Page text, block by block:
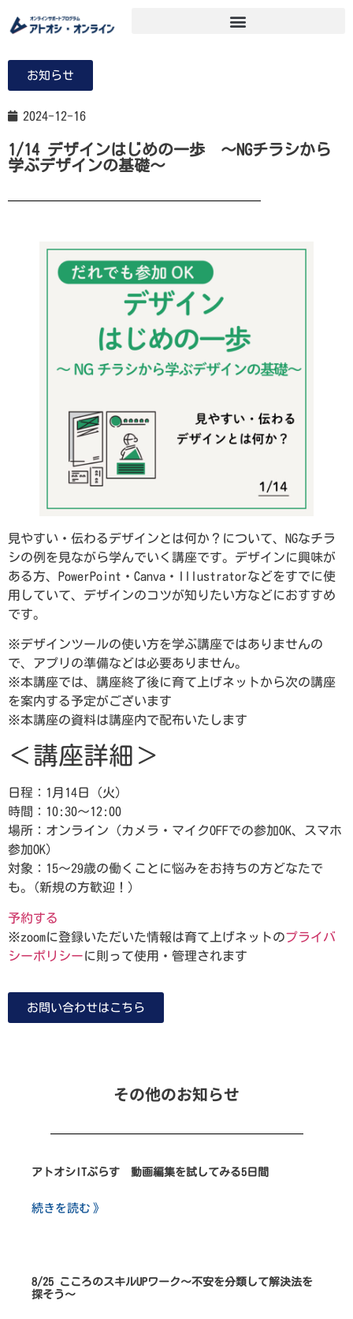
お知らせ
2024-12-16
1/14 デザインはじめの一歩 ～NGチラシから
学ぶデザインの基礎～
見やすい・伝わるデザインとは何か？について、NGなチラ
シの例を見ながら学んでいく講座です。デザインに興味が
ある方、PowerPoint・Canva・Illustratorなどをすでに使
用していて、デザインのコツが知りたい方などにおすすめ
です。
※デザインツールの使い方を学ぶ講座ではありませんの
で、アプリの準備などは必要ありません。
※本講座では、講座終了後に育て上げネットから次の講座
を案内する予定がございます
※本講座の資料は講座内で配布いたします
＜講座詳細＞
日程：1月14日（火）
時間：10:30～12:00
場所：オンライン（カメラ・マイクOFFでの参加OK、スマホ
参加OK）
対象：15～29歳の働くことに悩みをお持ちの方どなたで
も。(新規の方歓迎！）
予約する
※zoomに登録いただいた情報は育て上げネットのプライバ
シーポリシーに則って使用・管理されます
お問い合わせはこちら
その他のお知らせ
アトオシITぷらす 動画編集を試してみる5日間
続きを読む 》
8/25 こころのスキルUPワーク～不安を分類して解決法を
探そう～